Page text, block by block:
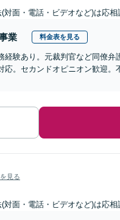
対面・電話・ビデオなど)は応相
業 料金表を見る
経験あり。元裁判官など同僚
応。セカンドオピニオン歓迎
見る
対面・電話・ビデオなど)は応相